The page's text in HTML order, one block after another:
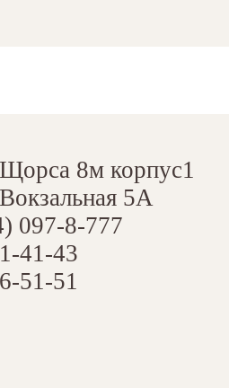
8м корпус1
5А
097-8-777
41-43
51-51